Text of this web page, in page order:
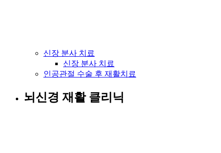
신장 분사 치료
신장 분사 치료
인공관절 수술 후 재활치료
뇌신경 재활 클리닉